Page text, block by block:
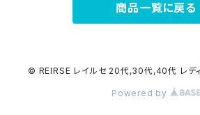
ペチコート/ペチパンツ
その他
カジュアルバッグ
バックパック
その他
タイツ
商品一覧に戻る
© REIRSE レイルセ 20代,30代,40代 レディ
Powered by